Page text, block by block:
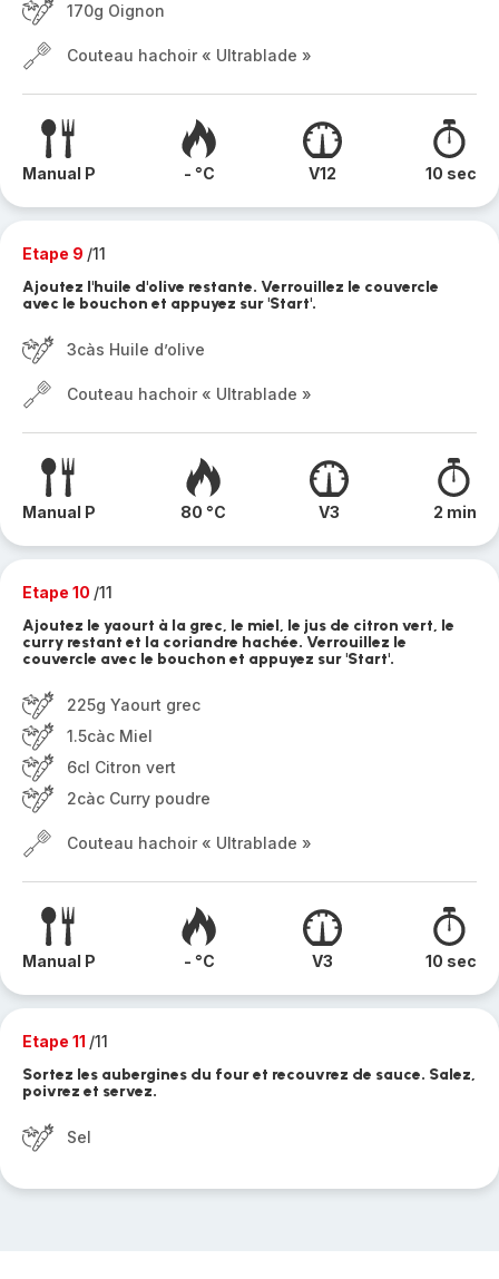
170g Oignon
Couteau hachoir « Ultrablade »
Manual P - °C V12 10 sec
Etape 9 /11
Ajoutez l'huile d'olive restante. Verrouillez le couvercle
avec le bouchon et appuyez sur 'Start'.
3càs Huile d’olive
Couteau hachoir « Ultrablade »
Manual P 80 °C V3 2 min
Etape 10 /11
Ajoutez le yaourt à la grec, le miel, le jus de citron vert, le
curry restant et la coriandre hachée. Verrouillez le
couvercle avec le bouchon et appuyez sur 'Start'.
225g Yaourt grec
1.5càc Miel
6cl Citron vert
2càc Curry poudre
Couteau hachoir « Ultrablade »
Manual P - °C V3 10 sec
Etape 11 /11
Sortez les aubergines du four et recouvrez de sauce. Salez,
poivrez et servez.
Sel